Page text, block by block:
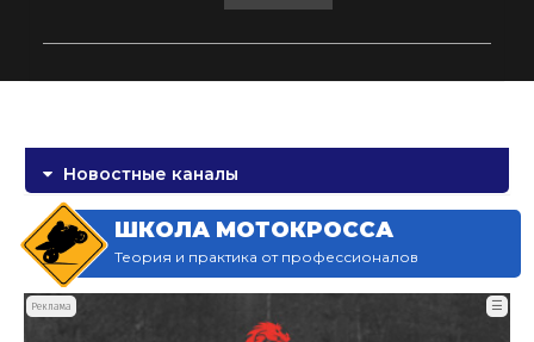
Новостные каналы
ШКОЛА МОТОКРОССА
Теория и практика от профессионалов
Реклама ☰